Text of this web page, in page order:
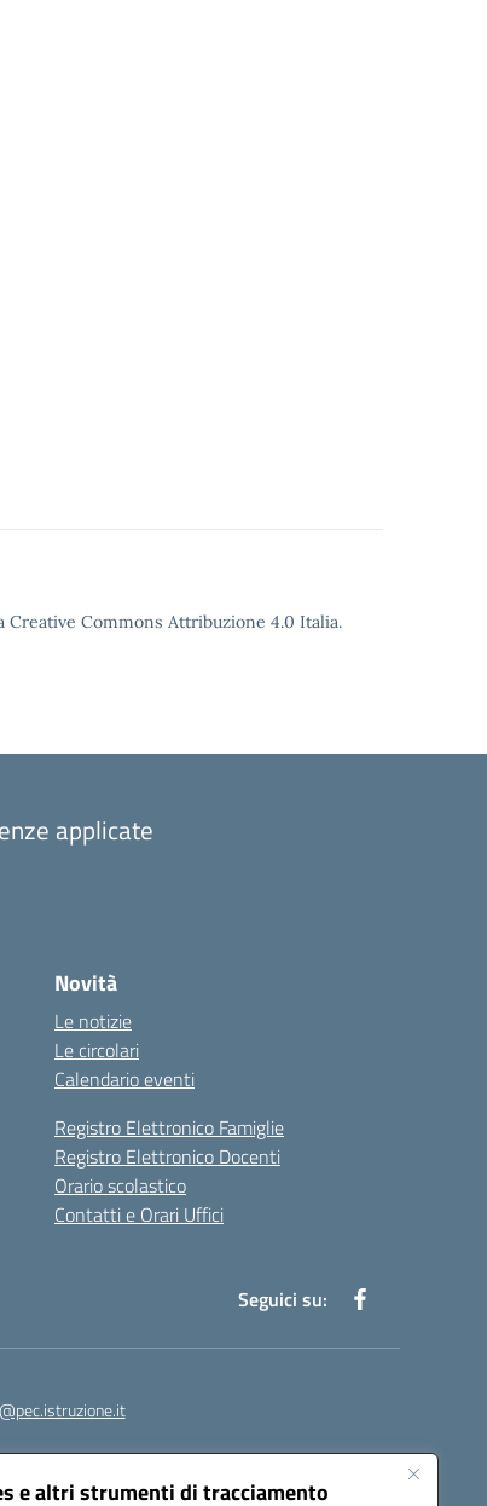
e altri strumenti di tracciamento
Creative Commons Attribuzione 4.0 Italia.
applicate
Novità
Le notizie
Le circolari
Calendario eventi
Registro Elettronico Famiglie
Registro Elettronico Docenti
Orario scolastico
Contatti e Orari Uffici
Seguici su: